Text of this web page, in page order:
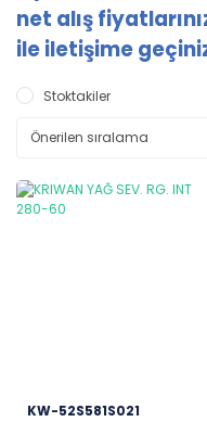
net alış
ile iletişime
Stoktakiler
KW-52S581S021